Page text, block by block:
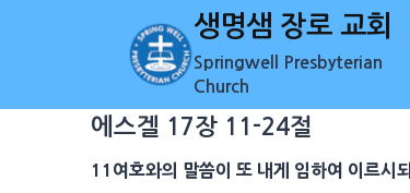
생명샘 장로 교회
Springwell Presbyterian
Church
에스겔 17장 11-24절
11여호와의 말씀이 또 내게 임하여 이르시되